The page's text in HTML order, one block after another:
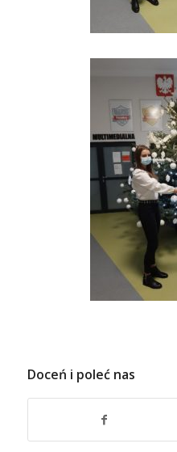
Doceń i poleć nas